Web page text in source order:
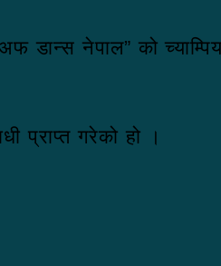
डान्स नेपाल” को
प्राप्त गरेको हो ।